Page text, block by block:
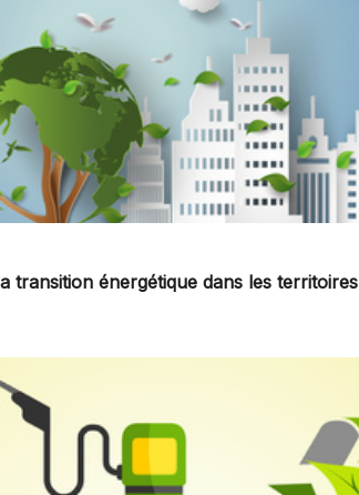
transition énergétique dans les territoires